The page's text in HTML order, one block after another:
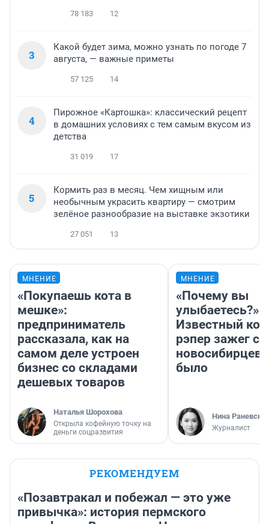
78 183 12
3
Какой будет зима, можно узнать по погоде 7
августа, — важные приметы
57 125 14
4
Пирожное «Картошка»: классический рецепт
в домашних условиях с тем самым вкусом из
детства
31 019 17
5
Кормить раз в месяц. Чем хищным или
необычным украсить квартиру — смотрим
зелёное разнообразие на выставке экзотики
27 051 13
МНЕНИЕ
«Покупаешь кота в
мешке»:
предприниматель
рассказала, как на
самом деле устроен
бизнес со складами
дешевых товаров
Наталья Шорохова
Открыла кофейную точку на
деньги соцразвития
МНЕНИЕ
«Почему вы
улыбаетесь?»
Известный
рэпер зажег с
новосибирцев:
было
Нина
Журналист
РЕКОМЕНДУЕМ
«Позавтракал и побежал — это уже
привычка»: история пермского